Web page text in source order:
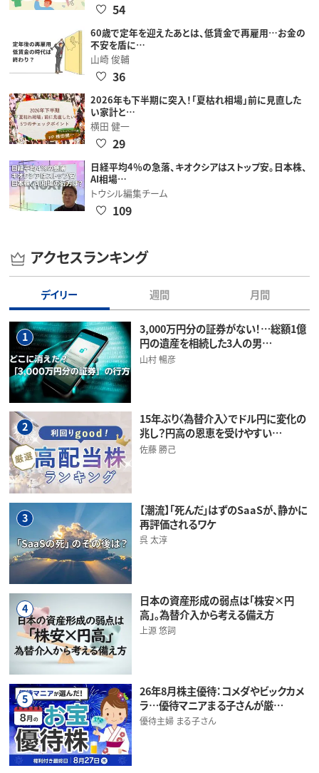
54
60歳で定年を迎えたあとは、低賃金で再雇用…お金の
不安を盾に…
山崎 俊輔
36
2026年も下半期に突入！「夏枯れ相場」前に見直した
い家計と…
横田 健一
29
日経平均4％の急落、キオクシアはストップ安。日本株、
AI相場…
トウシル編集チーム
109
アクセスランキング
デイリー 週間 月間
1
3,000万円分の証券がない！…総額1億
円の遺産を相続した3人の男…
山村 暢彦
2
15年ぶり〈為替介入〉でドル円に変化の
兆し？円高の恩恵を受けやすい…
佐藤 勝己
3
【潮流】「死んだ」はずのSaaSが、静かに
再評価されるワケ
呉 太淳
4
日本の資産形成の弱点は「株安×円
高」。為替介入から考える備え方
上源 悠詞
5
26年8月株主優待：コメダやビックカメ
ラ…優待マニアまる子さんが厳…
優待主婦 まる子さん